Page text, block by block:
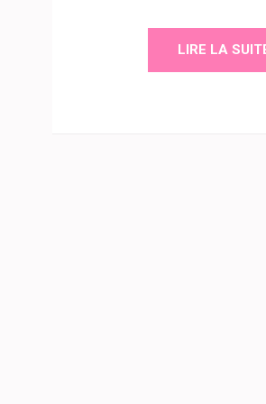
LIRE LA